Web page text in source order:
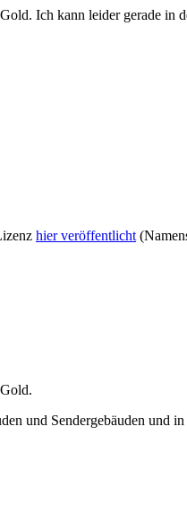
Ich kann leider gerade
hier veröffentlicht
.
und Sendergebäuden und